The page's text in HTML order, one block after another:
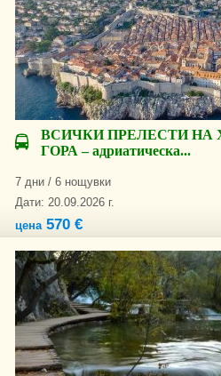
ВСИЧКИ ПРЕЛЕСТИ НА
ГОРА – адриатическа...
7 дни / 6 нощувки
Дати: 20.09.2026 г.
цена570 €